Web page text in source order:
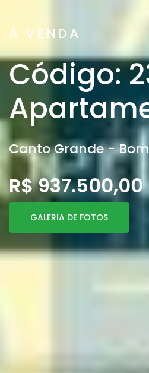
À VENDA
Código:
Canto Grande -
R$ 937.500,00
GALERIA DE FOTOS